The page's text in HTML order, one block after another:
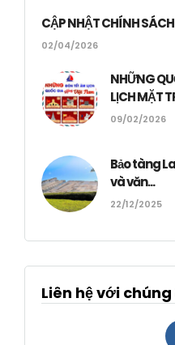
CẬP NHẬT CHÍNH
02/04/2026
NHỮNG
LỊCH MẶT
09/02/2026
Bảo tàng
và văn...
22/12/2025
Liên hệ với